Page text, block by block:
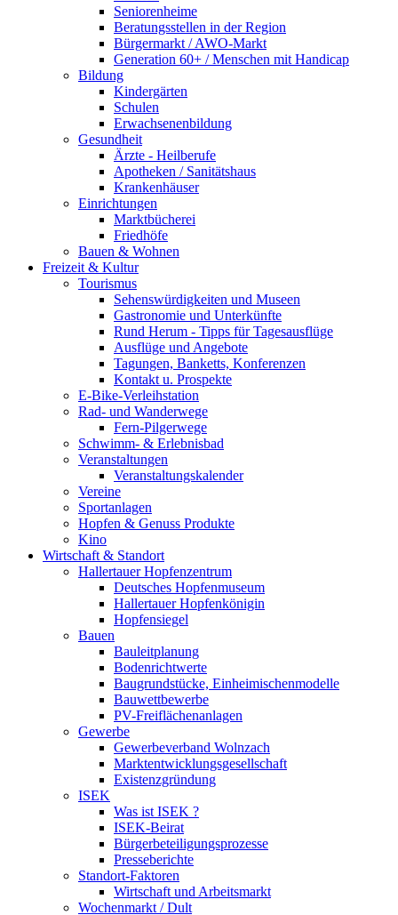
Seniorenheime
Beratungsstellen in der Region
Bürgermarkt / AWO-Markt
Generation 60+ / Menschen mit Handicap
Bildung
Kindergärten
Schulen
Erwachsenenbildung
Gesundheit
Ärzte - Heilberufe
Apotheken / Sanitätshaus
Krankenhäuser
Einrichtungen
Marktbücherei
Friedhöfe
Bauen & Wohnen
Freizeit & Kultur
Tourismus
Sehenswürdigkeiten und Museen
Gastronomie und Unterkünfte
Rund Herum - Tipps für Tagesausflüge
Ausflüge und Angebote
Tagungen, Banketts, Konferenzen
Kontakt u. Prospekte
E-Bike-Verleihstation
Rad- und Wanderwege
Fern-Pilgerwege
Schwimm- & Erlebnisbad
Veranstaltungen
Veranstaltungskalender
Vereine
Sportanlagen
Hopfen & Genuss Produkte
Kino
Wirtschaft & Standort
Hallertauer Hopfenzentrum
Deutsches Hopfenmuseum
Hallertauer Hopfenkönigin
Hopfensiegel
Bauen
Bauleitplanung
Bodenrichtwerte
Baugrundstücke, Einheimischenmodelle
Bauwettbewerbe
PV-Freiflächenanlagen
Gewerbe
Gewerbeverband Wolnzach
Marktentwicklungsgesellschaft
Existenzgründung
ISEK
Was ist ISEK ?
ISEK-Beirat
Bürgerbeteiligungsprozesse
Presseberichte
Standort-Faktoren
Wirtschaft und Arbeitsmarkt
Wochenmarkt / Dult